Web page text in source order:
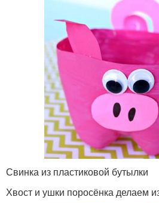
Свинка из пластиковой бутылки
Хвост и ушки поросёнка делаем